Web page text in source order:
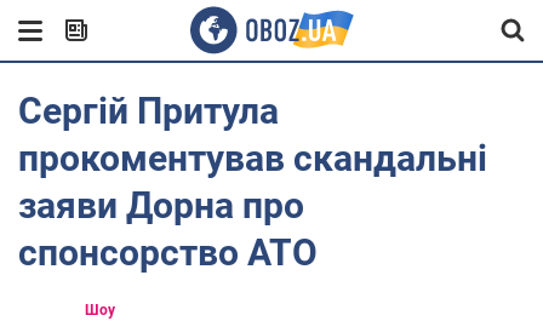
Сергій Притула
прокоментував скандальні
заяви Дорна про
спонсорство АТО
Шоу